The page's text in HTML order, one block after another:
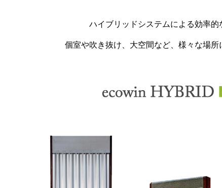
ハイブリッドシステムによる効率
個室や吹き抜け、大空間など、様々な場